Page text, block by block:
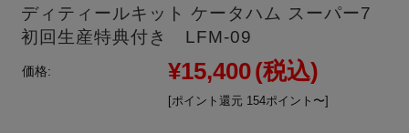
ディティールキット ケータハム スーパー7
初回生産特典付き LFM-09
価格: ¥15,400(税込)
[ポイント還元 154ポイント〜]